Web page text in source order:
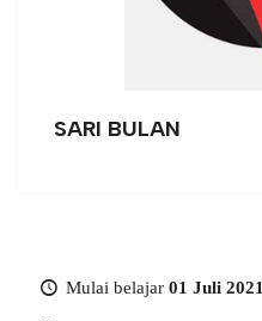
SARI BULAN
Mulai belajar 01 Juli 2021